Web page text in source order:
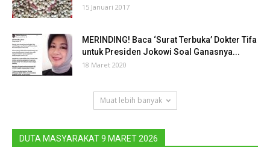
15 Januari 2017
MERINDING! Baca ‘Surat Terbuka’ Dokter Tifa
untuk Presiden Jokowi Soal Ganasnya...
18 Maret 2020
Muat lebih banyak
DUTA MASYARAKAT 9 MARET 2026